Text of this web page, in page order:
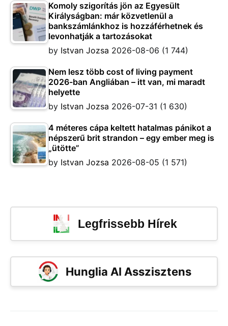
Komoly szigorítás jön az Egyesült
Királyságban: már közvetlenül a
bankszámlánkhoz is hozzáférhetnek és
levonhatják a tartozásokat
by Istvan Jozsa 2026-08-06 (1 744)
Nem lesz több cost of living payment
2026-ban Angliában – itt van, mi maradt
helyette
by Istvan Jozsa 2026-07-31 (1 630)
4 méteres cápa keltett hatalmas pánikot a
népszerű brit strandon – egy ember meg is
„ütötte”
by Istvan Jozsa 2026-08-05 (1 571)
Legfrissebb Hírek
Hunglia AI Asszisztens